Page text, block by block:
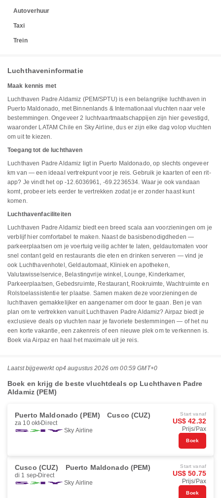
Autoverhuur
Taxi
Trein
Luchthaveninformatie
Maak kennis met
Luchthaven Padre Aldamiz (PEM/SPTU) is een belangrijke luchthaven in
Puerto Maldonado, met Binnenlands & Internationaal vluchten naar vele
bestemmingen. Ongeveer 2 luchtvaartmaatschappijen zijn hier gevestigd,
waaronder LATAM Chile en Sky Airline, dus er zijn elke dag volop vluchten
om uit te kiezen.
Toegang tot de luchthaven
Luchthaven Padre Aldamiz ligt in Puerto Maldonado, op slechts ongeveer
km van — een ideaal vertrekpunt voor je reis. Gebruik je kaarten of een rit-
app? Je vindt het op -12.6036961, -69.2236534. Waar je ook vandaan
komt, probeer iets eerder te vertrekken zodat je er zonder haast kunt
komen.
Luchthavenfaciliteiten
Luchthaven Padre Aldamiz biedt een breed scala aan voorzieningen om je
verblijf hier comfortabel te maken. Naast de basisbenodigdheden —
parkeerplaatsen om je voertuig veilig achter te laten, geldautomaten voor
snel contant geld en restaurants die eten en drinken serveren — vind je
ook Luchthavenhotel, Geldautomaat, Kliniek en apotheken,
Valutawisselservice, Belastingvrije winkel, Lounge, Kinderkamer,
Parkeerplaatsen, Gebedsruimte, Restaurant, Rookruimte, Wachtruimte en
Rolstoelassistentie ter plaatse. Samen maken deze voorzieningen de
luchthaven gemakkelijker en aangenamer om door te gaan. Ben je van
plan om te vertrekken vanuit Luchthaven Padre Aldamiz? Airpaz biedt je
exclusieve deals op vluchten naar je favoriete bestemmingen — of het nu
een korte vakantie, een zakenreis of een nieuwe plek om te verkennen is.
Boek via Airpaz en haal het maximale uit je reis.
Laatst bijgewerkt op4 augustus 2026 om 00:59 GMT+0
Boek en krijg de beste vluchtdeals op Luchthaven Padre
Aldamiz (PEM)
Puerto Maldonado (PEM) Cusco (CUZ)
za 10 okt Direct
Sky Airline
Start vanaf
US$ 42.32
Prijs/Pax
Boek
Cusco (CUZ) Puerto Maldonado (PEM)
di 1 sep Direct
Sky Airline
Start vanaf
US$ 50.75
Prijs/Pax
Boek